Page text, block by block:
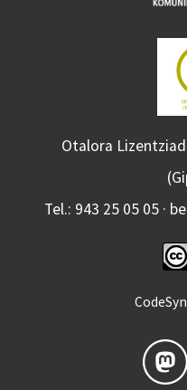
Otalora
Tel.: 943 25 05 05 ·